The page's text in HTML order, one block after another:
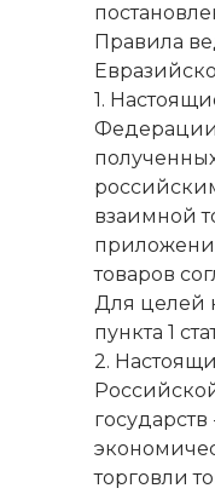
Правила
1.
Федерации
взаимной
товаров
Для целей
пункта 1
2.
торговли